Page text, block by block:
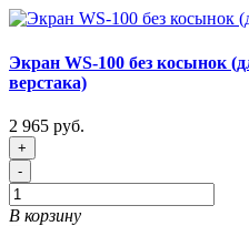
Экран WS-100 без косынок
верстака)
2 965 руб.
+
-
В корзину